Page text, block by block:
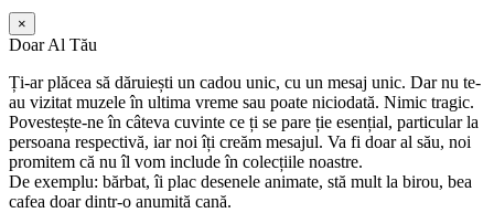
×
Doar Al Tău
Ți-ar plăcea să dăruiești un cadou unic, cu un mesaj unic. Dar nu te-
au vizitat muzele în ultima vreme sau poate niciodată. Nimic tragic.
Povestește-ne în câteva cuvinte ce ți se pare ție esențial, particular la
persoana respectivă, iar noi îți creăm mesajul. Va fi doar al său, noi
promitem că nu îl vom include în colecțiile noastre.
De exemplu: bărbat, îi plac desenele animate, stă mult la birou, bea
cafea doar dintr-o anumită cană.